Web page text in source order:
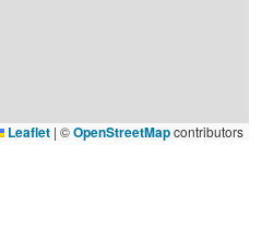
Leaflet | ©OpenStreetMapcontributors